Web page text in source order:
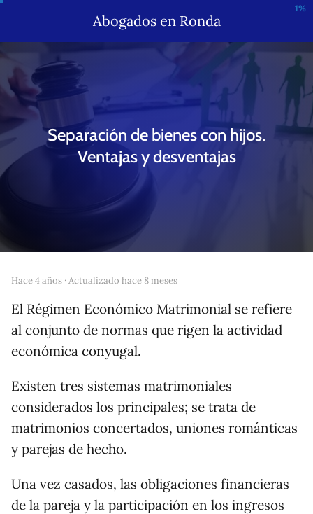
1%
Abogados en Ronda
Separación de bienes con hijos.
Ventajas y desventajas
hace 4 años · Actualizado hace 8 meses
El Régimen Económico Matrimonial se refiere
al conjunto de normas que rigen la actividad
económica conyugal.
Existen tres sistemas matrimoniales
considerados los principales; se trata de
matrimonios concertados, uniones románticas
y parejas de hecho.
Una vez casados, las obligaciones financieras
de la pareja y la participación en los ingresos